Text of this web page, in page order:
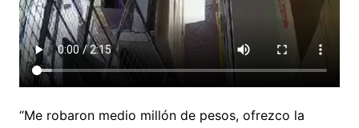
“Me robaron medio millón de pesos, ofrezco la